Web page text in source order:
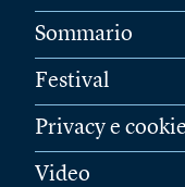
Sommario
Festival
Privacy e cookie
Video